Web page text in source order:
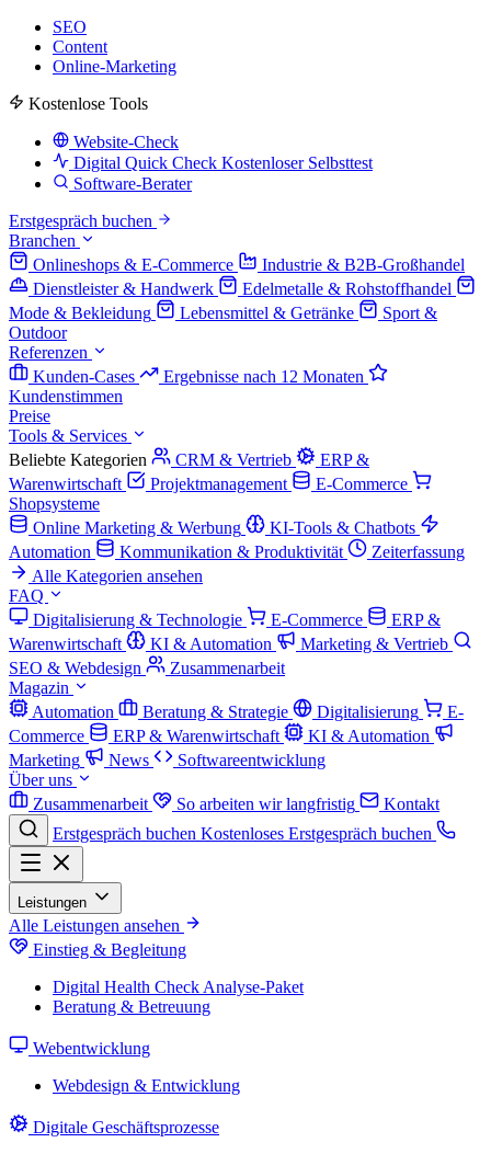
SEO
Content
Online-Marketing
Kostenlose Tools
Website-Check
Digital Quick Check Kostenloser Selbsttest
Software-Berater
Erstgespräch buchen
Branchen
Onlineshops & E-Commerce
Industrie & B2B-Großhandel
Dienstleister & Handwerk
Edelmetalle & Rohstoffhandel
Mode & Bekleidung
Lebensmittel & Getränke
Sport &
Outdoor
Referenzen
Kunden-Cases
Ergebnisse nach 12 Monaten
Kundenstimmen
Preise
Tools & Services
Beliebte Kategorien
CRM & Vertrieb
ERP &
Warenwirtschaft
Projektmanagement
E-Commerce
Shopsysteme
Online Marketing & Werbung
KI-Tools & Chatbots
Automation
Kommunikation & Produktivität
Zeiterfassung
Alle Kategorien ansehen
FAQ
Digitalisierung & Technologie
E-Commerce
ERP &
Warenwirtschaft
KI & Automation
Marketing & Vertrieb
SEO & Webdesign
Zusammenarbeit
Magazin
Automation
Beratung & Strategie Digitalisierung
E-
Commerce
ERP & Warenwirtschaft
KI & Automation
Marketing
News
Softwareentwicklung
Über uns
Zusammenarbeit
So arbeiten wir langfristig
Kontakt
Erstgespräch buchen Kostenloses Erstgespräch buchen
Leistungen
Alle Leistungen ansehen
Einstieg & Begleitung
Digital Health Check Analyse-Paket
Beratung & Betreuung
Webentwicklung
Webdesign & Entwicklung
Digitale Geschäftsprozesse